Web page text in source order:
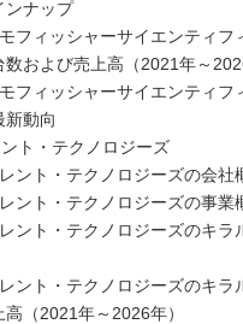
ンナップ
フィッシャーサイエンティフ
および売上高（2021年～
フィッシャーサイエンティフ
新動向
ト・テクノロジーズ
ント・テクノロジーズの会社
ント・テクノロジーズの事業
ント・テクノロジーズのキラ
ント・テクノロジーズのキラ
（2021年～2026年）